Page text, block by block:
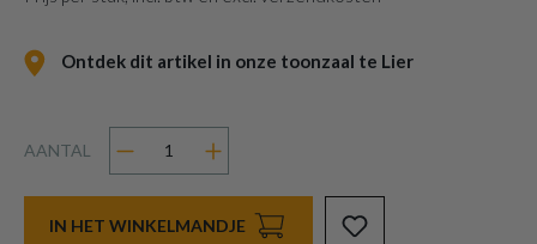
Ontdek dit artikel in onze toonzaal te Lier
AANTAL
IN HET WINKELMANDJE